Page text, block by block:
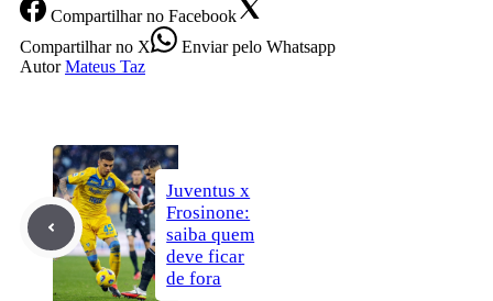
Compartilharno Facebook
Compartilharno X Enviarpelo Whatsapp
Autor Mateus Taz
Juventus x
Frosinone:
saiba quem
deve ficar
de fora